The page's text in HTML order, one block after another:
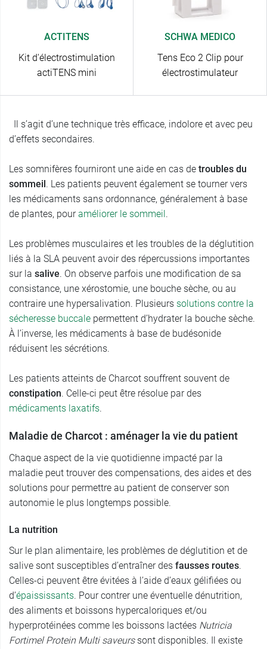
ACTITENS
Kit d'électrostimulation
actiTENS mini
SCHWA MEDICO
Tens Eco 2 Clip pour
électrostimulateur
Il s’agit d’une technique très efficace, indolore et avec peu
d’effets secondaires.
Les somnifères fourniront une aide en cas de troubles du
sommeil . Les patients peuvent également se tourner vers
les médicaments sans ordonnance, généralement à base
de plantes, pouraméliorer le sommeil .
Les problèmes musculaires et les troubles de la déglutition
liés à la SLA peuvent avoir des répercussions importantes
sur la salive. On observe parfois une modification de sa
consistance, une xérostomie, une bouche sèche, ou au
contraire une hypersalivation. Plusieurs solutions contre la
sécheresse buccale permettent d’hydrater la bouche sèche.
À l’inverse, les médicaments à base de budésonide
réduisent les sécrétions.
Les patients atteints de Charcot souffrent souvent de
constipation. Celle-ci peut être résolue par des
médicaments laxatifs.
Maladie de Charcot : aménager la vie du patient
Chaque aspect de la vie quotidienne impacté par la
maladie peut trouver des compensations, des aides et des
solutions pour permettre au patient de conserver son
autonomie le plus longtemps possible.
La nutrition
Sur le plan alimentaire, les problèmes de déglutition et de
salive sont susceptibles d’entraîner des fausses routes.
Celles-ci peuvent être évitées à l’aide d’eaux gélifiées ou
d’épaississants. Pour contrer une éventuelle dénutrition,
des aliments et boissons hypercaloriques et/ou
hyperprotéinées comme les boissons lactées Nutricia
Fortimel Protein Multi saveurssont disponibles. Il existe